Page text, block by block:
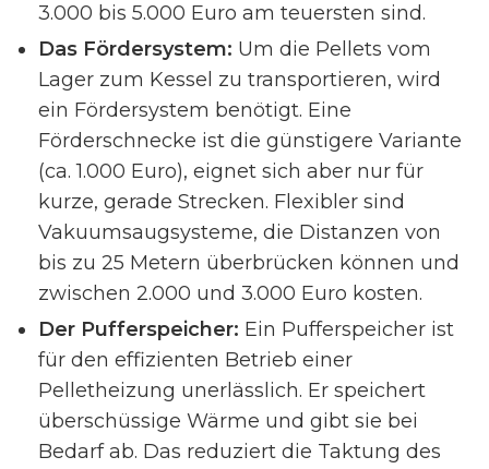
3.000 bis 5.000 Euro am teuersten sind.
Das Fördersystem: Um die Pellets vom
Lager zum Kessel zu transportieren, wird
ein Fördersystem benötigt. Eine
Förderschnecke ist die günstigere Variante
(ca. 1.000 Euro), eignet sich aber nur für
kurze, gerade Strecken. Flexibler sind
Vakuumsaugsysteme, die Distanzen von
bis zu 25 Metern überbrücken können und
zwischen 2.000 und 3.000 Euro kosten.
Der Pufferspeicher: Ein Pufferspeicher ist
für den effizienten Betrieb einer
Pelletheizung unerlässlich. Er speichert
überschüssige Wärme und gibt sie bei
Bedarf ab. Das reduziert die Taktung des